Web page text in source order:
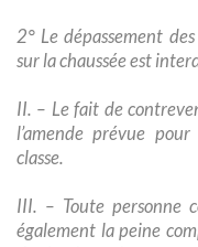
2° Le dépassement
sur la chaussée est
II. – Le fait de
l’amende prévue
classe.
III. – Toute personne
également la peine